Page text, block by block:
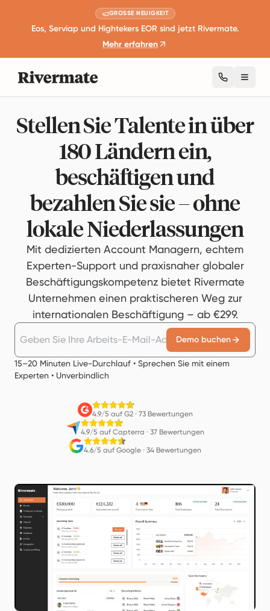
GROSSE NEUIGKEIT
Eos, Serviap und Hightekers EOR sind jetzt Rivermate.
Mehr erfahren
Stellen Sie Talente in über
180 Ländern ein,
beschäftigen und
bezahlen Sie sie – ohne
lokale Niederlassungen
Mit dedizierten Account Managern, echtem
Experten-Support und praxisnaher globaler
Beschäftigungskompetenz bietet Rivermate
Unternehmen einen praktischeren Weg zur
internationalen Beschäftigung – ab €299.
Demo buchen
15–20 Minuten Live-Durchlauf • Sprechen Sie mit einem
Experten • Unverbindlich
4.9/5 auf G2· 73 Bewertungen
4.9/5 auf Capterra · 37 Bewertungen
4.6/5 auf Google· 34 Bewertungen